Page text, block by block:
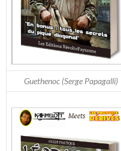
Guethenoc (Serge Papagalli)